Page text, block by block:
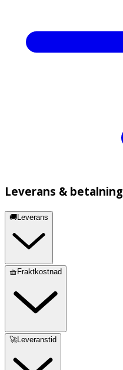
Leverans & betalning
🚚Leverans
🧺Fraktkostnad
🚀Leveranstid